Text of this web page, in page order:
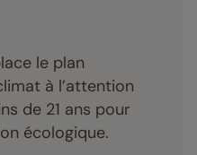
le plan
à l’attention
de 21 ans pour
écologique.